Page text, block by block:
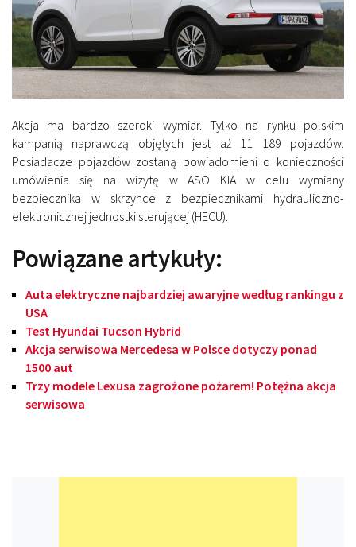
Akcja ma bardzo szeroki wymiar. Tylko na rynku polskim
kampanią naprawczą objętych jest aż 11 189 pojazdów.
Posiadacze pojazdów zostaną powiadomieni o konieczności
umówienia się na wizytę w ASO KIA w celu wymiany
bezpiecznika w skrzynce z bezpiecznikami hydrauliczno-
elektronicznej jednostki sterującej (HECU).
Powiązane artykuły:
Auta elektryczne najbardziej awaryjne według rankingu z
USA
Test Hyundai Tucson Hybrid
Akcja serwisowa Mercedesa w Polsce dotyczy ponad
1500 aut
Trzy modele Lexusa zagrożone pożarem! Potężna akcja
serwisowa